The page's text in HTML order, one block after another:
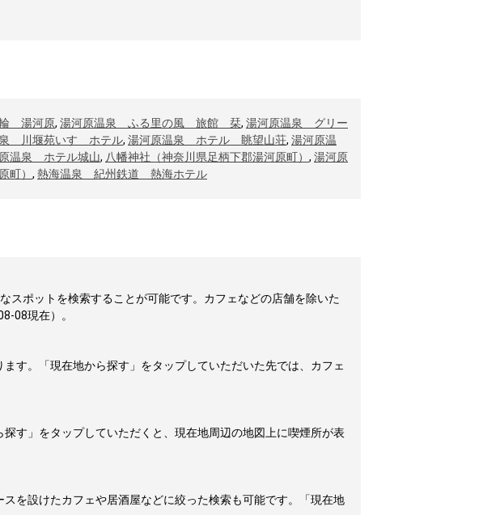
湯河原, 湯河原温泉 ふる里の風 旅館 栞, 湯河原温泉 グリー
川堰苑いすゞホテル, 湯河原温泉 ホテル 眺望山荘, 湯河原温
温泉 ホテル城山, 八幡神社（神奈川県足柄下郡湯河原町） , 湯河原
町） , 熱海温泉 紀州鉄道 熱海ホテル
ポットを検索することが可能です。カフェなどの店舗を除いた
08現在）。
す。「現在地から探す」をタップしていただいた先では、カフェ
す」をタップしていただくと、現在地周辺の地図上に喫煙所が表
を設けたカフェや居酒屋などに絞った検索も可能です。「現在地